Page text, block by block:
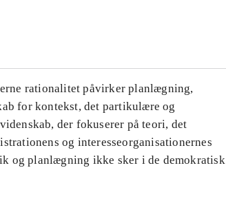
rationalitet påvirker planlægning,
for kontekst, det partikulære og
der fokuserer på teori, det
og interesseorganisationernes
og planlægning ikke sker i de demokratisk